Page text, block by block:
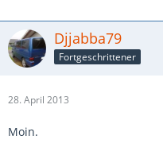
Djjabba79
Fortgeschrittener
28. April 2013
Moin.